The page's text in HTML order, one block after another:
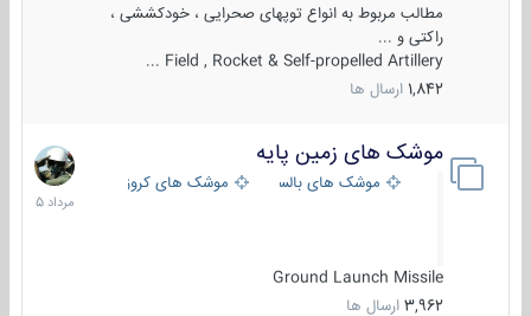
مطالب مربوط به انواع توپهای صحرایی ، خودکششی ،
راکتی و ...
Field , Rocket & Self-propelled Artillery ...
1,842 ارسال ها
موشک های زمین پایه
موشک های بالستیک موشک های کروز
Ground Launch Missile
3,962 ارسال ها
2
مرداد
1405